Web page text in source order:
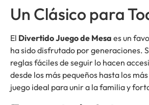
Un Clásico para
El Divertido Juego de Mesa es un
ha sido disfrutado por generaciones.
reglas fáciles de seguir lo hacen
desde los más pequeños hasta los más
juego ideal para unir a la familia y